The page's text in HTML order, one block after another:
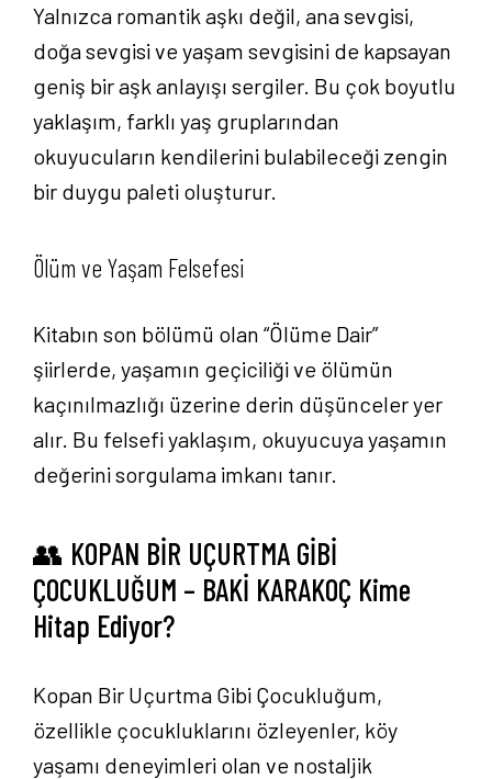
Hakkımızda
Yayın Paketlerimiz
Yayınlarımız
İletişim
Yalnızca romantik aşkı değil, ana sevgisi,
doğa sevgisi ve yaşam sevgisini de kapsayan
geniş bir aşk anlayışı sergiler. Bu çok boyutlu
yaklaşım, farklı yaş gruplarından
okuyucuların kendilerini bulabileceği zengin
bir duygu paleti oluşturur.
Ölüm ve Yaşam Felsefesi
Kitabın son bölümü olan “Ölüme Dair”
şiirlerde, yaşamın geçiciliği ve ölümün
kaçınılmazlığı üzerine derin düşünceler yer
alır. Bu felsefi yaklaşım, okuyucuya yaşamın
değerini sorgulama imkanı tanır.
👥 KOPAN BİR UÇURTMA GİBİ
ÇOCUKLUĞUM – BAKİ KARAKOÇ Kime
Hitap Ediyor?
Kopan Bir Uçurtma Gibi Çocukluğum,
özellikle çocukluklarını özleyenler, köy
yaşamı deneyimleri olan ve nostaljik